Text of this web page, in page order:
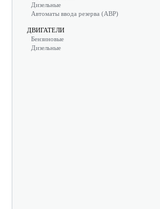
Дизельные
Автоматы ввода резерва (АВР)
ДВИГАТЕЛИ
Бензиновые
Дизельные